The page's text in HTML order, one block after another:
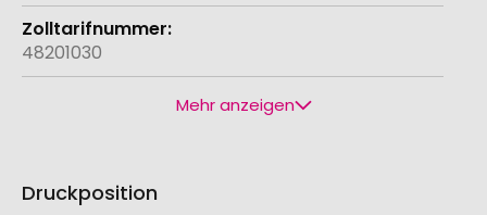
48201030
Mehr anzeigen
Druckposition